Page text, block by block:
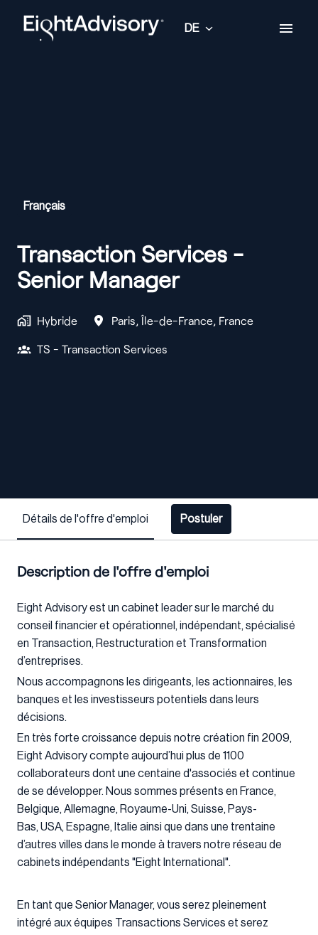
springen
Startseite
DE
Français
Transaction Services -
Senior Manager
Hybride Paris Île-de-France France
TS - Transaction Services
Détails de l'offre d'emploi Postuler
Description de l'offre d'emploi
Eight Advisory est un cabinet leader sur le marché du
conseil financier et opérationnel, indépendant, spécialisé
en Transaction, Restructuration et Transformation
d’entreprises.
Nous accompagnons les dirigeants, les actionnaires, les
banques et les investisseurs potentiels dans leurs
décisions.
En très forte croissance depuis notre création fin 2009,
Eight Advisory compte aujourd’hui plus de 1100
collaborateurs dont une centaine d'associés et continue
de se développer. Nous sommes présents en France,
Belgique, Allemagne, Royaume-Uni, Suisse, Pays-
Bas, USA, Espagne, Italie ainsi que dans une trentaine
d’autres villes dans le monde à travers notre réseau de
cabinets indépendants "Eight International".
En tant que Senior Manager, vous serez pleinement
intégré aux équipes Transactions Services et serez